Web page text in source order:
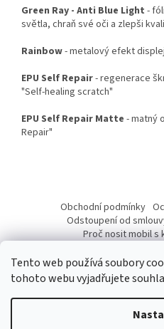
Tento web používá soubory
tohoto webu vyjadřujete
Green Ray - Anti Blue Light -
světla, chraň své oči a zlepši
Rainbow- metalový efekt
EPU Self Repair- regenerace
"Self-healing scratch"
EPU Self Repair Matte - matný
Repair"
a
Obchodní podmínky
Odstoupení od
Proč nosit mobil s